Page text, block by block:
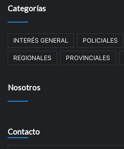
Categorías
INTERÉS GENERAL POLICIALES
REGIONALES PROVINCIALES
Nosotros
Contacto